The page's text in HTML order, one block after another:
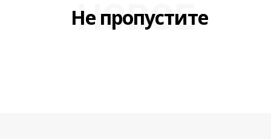
Не пропустите
НОВОЕ